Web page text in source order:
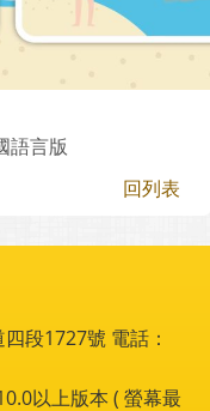
語言版
回列表
段1727號 電話：
以上版本 ( 螢幕最